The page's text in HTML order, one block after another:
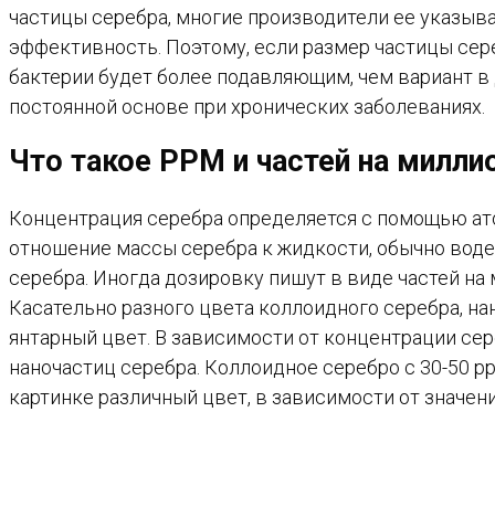
частицы серебра, многие производители ее
эффективность. Поэтому, если размер частицы
бактерии будет более подавляющим, чем вариант
постоянной основе при хронических заболеваниях.
Что такое PPM и частей на
Концентрация серебра определяется с помощью
отношение массы серебра к жидкости, обычно
серебра. Иногда дозировку пишут в виде частей
Касательно разного цвета коллоидного серебра,
янтарный цвет. В зависимости от концентрации
наночастиц серебра. Коллоидное серебро с 30-50
картинке различный цвет, в зависимости от